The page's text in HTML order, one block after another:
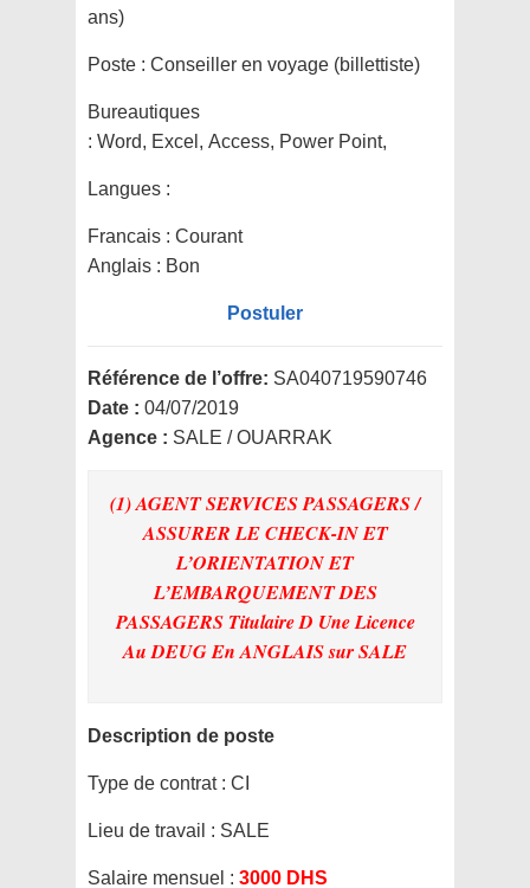
ans)
Poste : Conseiller en voyage (billettiste)
Bureautiques
: Word, Excel, Access, Power Point,
Langues :
Francais : Courant
Anglais : Bon
Postuler
Référence de l’offre: SA040719590746
Date : 04/07/2019
Agence : SALE / OUARRAK
(1) AGENT SERVICES PASSAGERS /
ASSURER LE CHECK-IN ET
L’ORIENTATION ET
L’EMBARQUEMENT DES
PASSAGERS Titulaire D Une Licence
Au DEUG En ANGLAISsur SALE
Description de poste
Type de contrat : CI
Lieu de travail : SALE
Salaire mensuel : 3000 DHS